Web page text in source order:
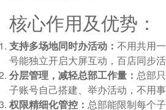
核心作用及优势：
支持多场地同时办活动： 不用共用
号能独立开启大屏互动，百店同步活
分层管理，减轻总部工作量： 总部
子账号自己搭建、举办活动，不用事
权限精细化管控： 总部能限制每个